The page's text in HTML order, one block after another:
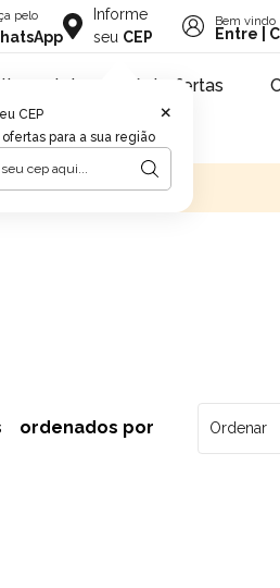
pelo
Informe
seu CEP
CEP
para a sua região
×
Bem vindo
Entre
na loja Pet ofertas
ordenados por